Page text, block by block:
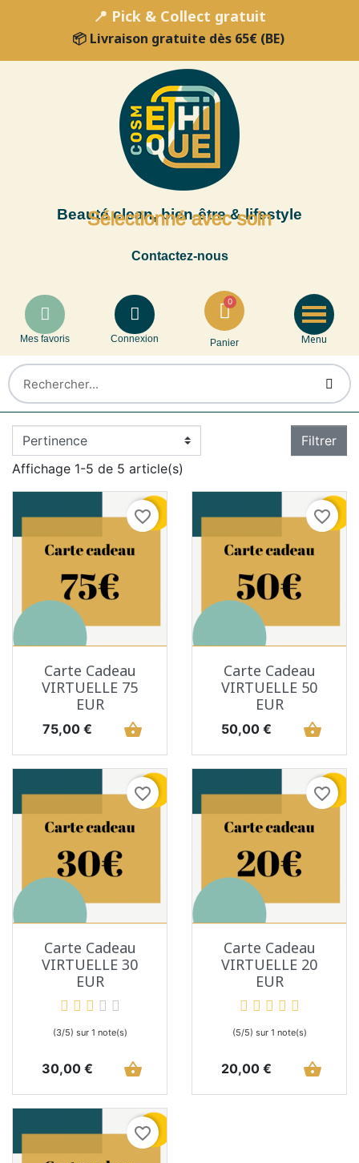
📍 Pick & Collect gratuit
📦 Livraison gratuite dès 65€ (BE)
Beauté clean, bien-être & lifestyle
Sélectionné avec soin
Contactez-nous
Mes favoris Connexion Panier Menu
Filtrer
Affichage 1-5 de 5 article(s)
favorite_border
Carte Cadeau
VIRTUELLE 75
EUR
Prix
75,00 € shopping_basket
favorite_border
Carte Cadeau
VIRTUELLE 50
EUR
Prix
50,00 € shopping_basket
favorite_border
Carte Cadeau
VIRTUELLE 30
EUR
(3/5) sur 1 note(s)
Prix
30,00 € shopping_basket
favorite_border
Carte Cadeau
VIRTUELLE 20
EUR
(5/5) sur 1 note(s)
Prix
20,00 € shopping_basket
favorite_border